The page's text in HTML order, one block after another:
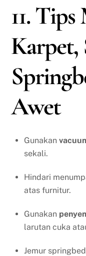
11.
Karpet,
Awet
Gunakan
sekali.
Hindari
atas furnitur.
Gunakan
larutan cuka
Jemur